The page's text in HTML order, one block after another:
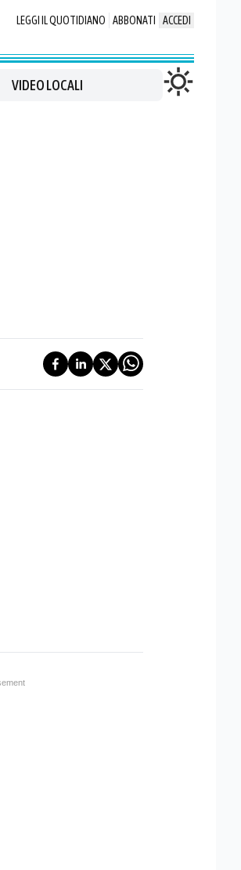
LEGGI IL QUOTIDIANO ABBONATI ACCEDI
VIDEO LOCALI